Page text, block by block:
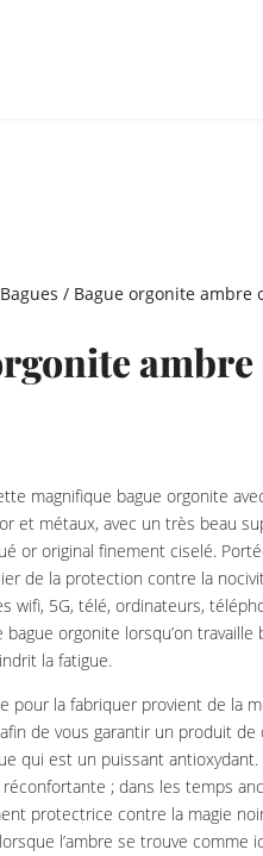
Bagues / Bague orgonite ambre
magnifique bague orgonite
et métaux, avec un très beau
or original finement ciselé.
de la protection contre la
wifi, 5G, télé, ordinateurs,
orgonite lorsqu’on
la fatigue.
pour la fabriquer provient de la
de vous garantir un produit
qui est un puissant antioxydant.
; dans les temps
protectrice contre la magie
l’ambre se trouve comme